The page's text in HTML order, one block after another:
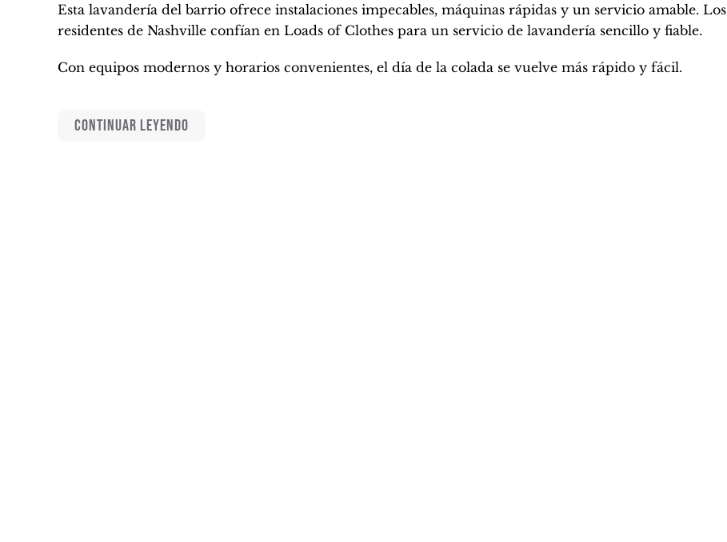
Esta lavandería del barrio ofrece instalaciones impecables, máquinas rápidas y un servicio amable. Los
residentes de Nashville confían en Loads of Clothes para un servicio de lavandería sencillo y fiable.
Con equipos modernos y horarios convenientes, el día de la colada se vuelve más rápido y fácil.
CONTINUAR LEYENDO